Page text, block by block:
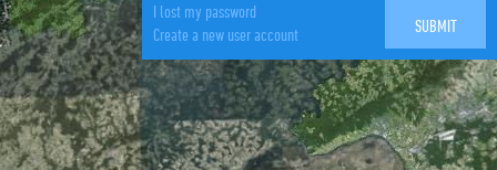
I lost my password
Create a new user account